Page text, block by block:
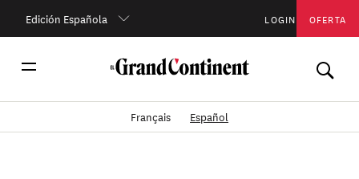
Edición Española LOGIN OFERTA
Français Español